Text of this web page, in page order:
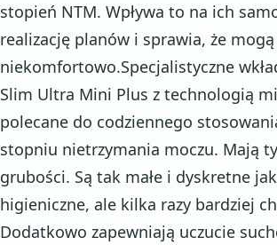
stopień NTM. Wpływa to na ich
realizację planów i sprawia, że
niekomfortowo.Specjalistyczne
Slim Ultra Mini Plus z technologią
polecane do codziennego
stopniu nietrzymania moczu. Mają
grubości. Są tak małe i dyskretne
higieniczne, ale kilka razy bardziej
Dodatkowo zapewniają uczucie